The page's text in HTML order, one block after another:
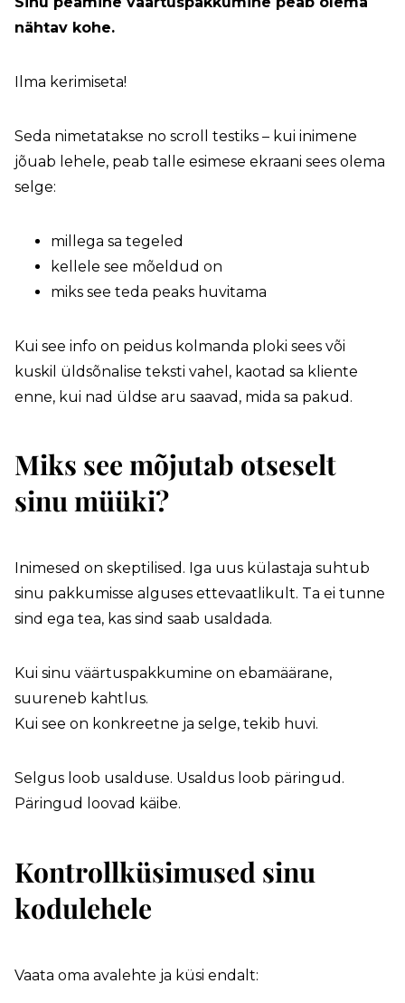
nähtav kohe.
Ilma kerimiseta!
Seda nimetatakse no scroll testiks – kui inimene
jõuab lehele, peab talle esimese ekraani sees olema
selge:
millega sa tegeled
kellele see mõeldud on
miks see teda peaks huvitama
Kui see info on peidus kolmanda ploki sees või
kuskil üldsõnalise teksti vahel, kaotad sa kliente
enne, kui nad üldse aru saavad, mida sa pakud.
Miks see mõjutab otseselt
sinu müüki?
Inimesed on skeptilised. Iga uus külastaja suhtub
sinu pakkumisse alguses ettevaatlikult. Ta ei tunne
sind ega tea, kas sind saab usaldada.
Kui sinu väärtuspakkumine on ebamäärane,
suureneb kahtlus.
Kui see on konkreetne ja selge, tekib huvi.
Selgus loob usalduse. Usaldus loob päringud.
Päringud loovad käibe.
Kontrollküsimused sinu
kodulehele
Vaata oma avalehte ja küsi endalt: